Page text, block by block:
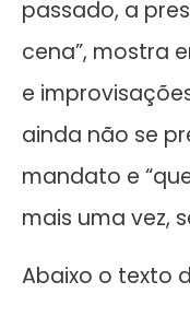
passado, a
cena”, mostra
e
ainda não se
mandato e
mais uma vez,
Abaixo o texto